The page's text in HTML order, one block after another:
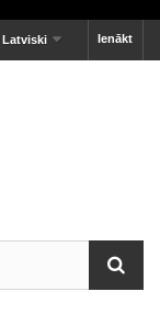
Ienākt
Latviski